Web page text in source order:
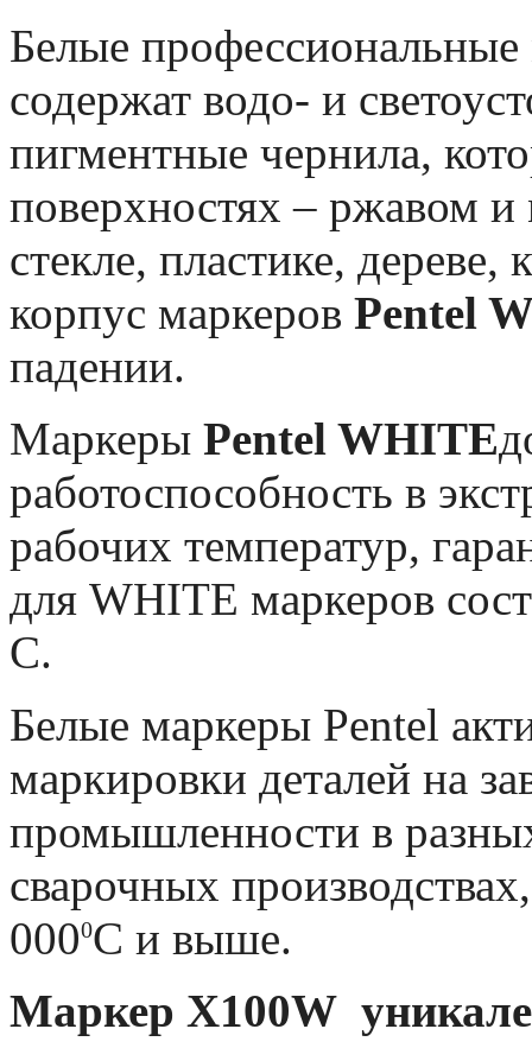
Белые
содержат водо- и
пигментные чернила,
поверхностях – ржавом
стекле, пластике,
корпус маркеров Pentel
падении.
Маркеры Pentel WHITE
работоспособность в
рабочих температур,
для WHITE маркеров
С.
Белые маркеры Pentel
маркировки деталей на
промышленности в
сварочных
0000С и выше.
Маркер X100W